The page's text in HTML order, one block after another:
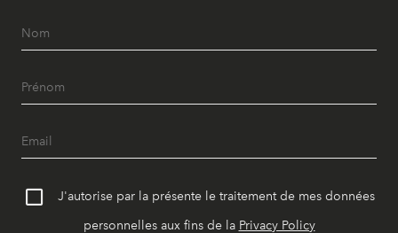
J'autorise par la présente le traitement de mes données
personnelles aux fins de la Privacy Policy